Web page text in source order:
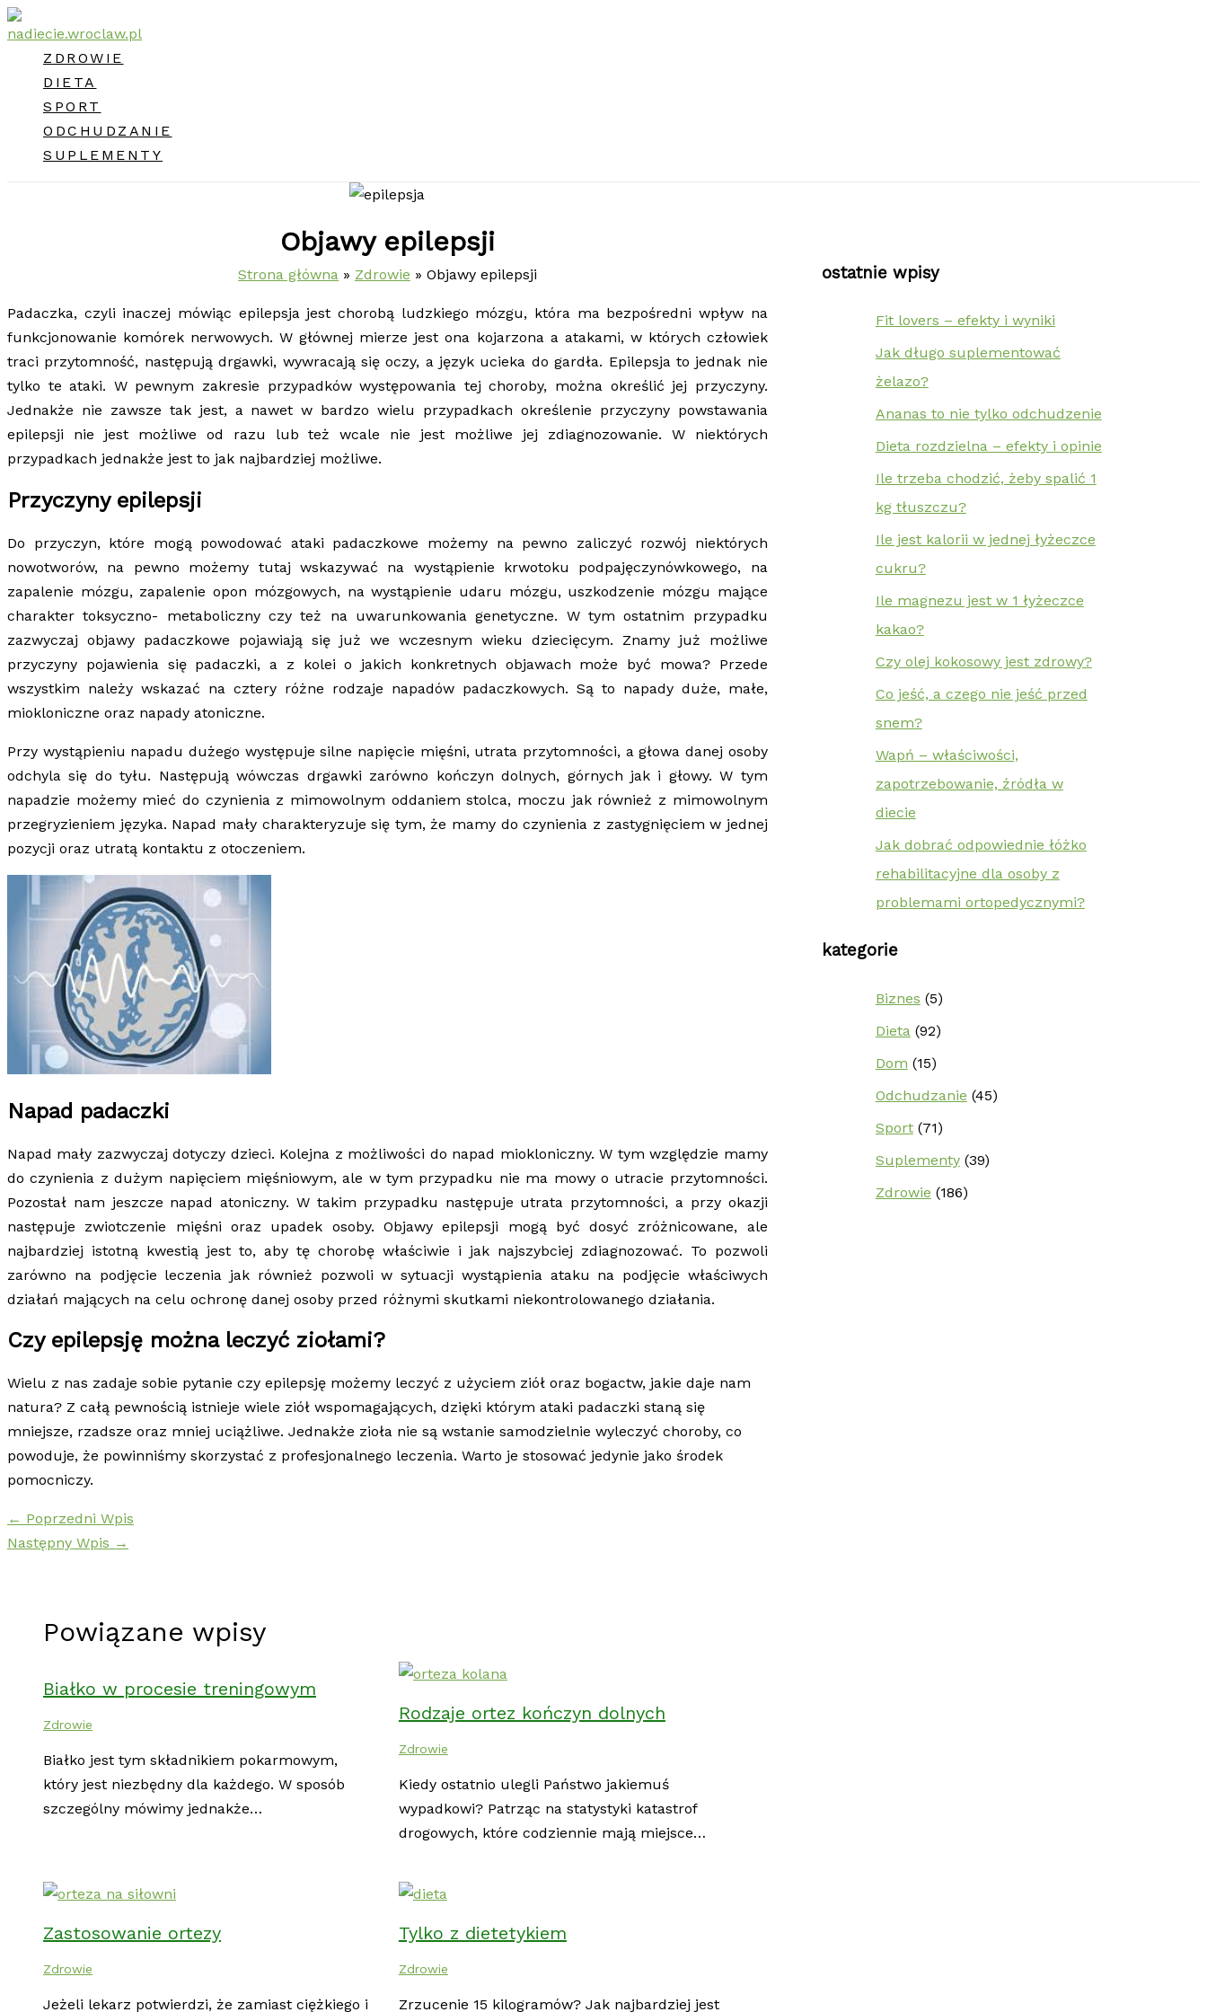
Przejdź
do
treści
ZDROWIE
DIETA
SPORT
ODCHUDZANIE
SUPLEMENTY
Objawy epilepsji
Strona główna Zdrowie Objawy epilepsji
Padaczka, czyli inaczej mówiąc epilepsja jest chorobą ludzkiego mózgu, która ma bezpośredni wpływ na
funkcjonowanie komórek nerwowych. W głównej mierze jest ona kojarzona a atakami, w których człowiek
traci przytomność, następują drgawki, wywracają się oczy, a język ucieka do gardła. Epilepsja to jednak nie
tylko te ataki. W pewnym zakresie przypadków występowania tej choroby, można określić jej przyczyny.
Jednakże nie zawsze tak jest, a nawet w bardzo wielu przypadkach określenie przyczyny powstawania
epilepsji nie jest możliwe od razu lub też wcale nie jest możliwe jej zdiagnozowanie. W niektórych
przypadkach jednakże jest to jak najbardziej możliwe.
Przyczyny epilepsji
Do przyczyn, które mogą powodować ataki padaczkowe możemy na pewno zaliczyć rozwój niektórych
nowotworów, na pewno możemy tutaj wskazywać na wystąpienie krwotoku podpajęczynówkowego, na
zapalenie mózgu, zapalenie opon mózgowych, na wystąpienie udaru mózgu, uszkodzenie mózgu mające
charakter toksyczno- metaboliczny czy też na uwarunkowania genetyczne. W tym ostatnim przypadku
zazwyczaj objawy padaczkowe pojawiają się już we wczesnym wieku dziecięcym. Znamy już możliwe
przyczyny pojawienia się padaczki, a z kolei o jakich konkretnych objawach może być mowa? Przede
wszystkim należy wskazać na cztery różne rodzaje napadów padaczkowych. Są to napady duże, małe,
miokloniczne oraz napady atoniczne.
Przy wystąpieniu napadu dużego występuje silne napięcie mięśni, utrata przytomności, a głowa danej osoby
odchyla się do tyłu. Następują wówczas drgawki zarówno kończyn dolnych, górnych jak i głowy. W tym
napadzie możemy mieć do czynienia z mimowolnym oddaniem stolca, moczu jak również z mimowolnym
przegryzieniem języka. Napad mały charakteryzuje się tym, że mamy do czynienia z zastygnięciem w jednej
pozycji oraz utratą kontaktu z otoczeniem.
Napad padaczki
Napad mały zazwyczaj dotyczy dzieci. Kolejna z możliwości do napad miokloniczny. W tym względzie mamy
do czynienia z dużym napięciem mięśniowym, ale w tym przypadku nie ma mowy o utracie przytomności.
Pozostał nam jeszcze napad atoniczny. W takim przypadku następuje utrata przytomności, a przy okazji
następuje zwiotczenie mięśni oraz upadek osoby. Objawy epilepsji mogą być dosyć zróżnicowane, ale
najbardziej istotną kwestią jest to, aby tę chorobę właściwie i jak najszybciej zdiagnozować. To pozwoli
zarówno na podjęcie leczenia jak również pozwoli w sytuacji wystąpienia ataku na podjęcie właściwych
działań mających na celu ochronę danej osoby przed różnymi skutkami niekontrolowanego działania.
Czy epilepsję można leczyć ziołami?
Wielu z nas zadaje sobie pytanie czy epilepsję możemy leczyć z użyciem ziół oraz bogactw, jakie daje nam
natura? Z całą pewnością istnieje wiele ziół wspomagających, dzięki którym ataki padaczki staną się
mniejsze, rzadsze oraz mniej uciążliwe. Jednakże zioła nie są wstanie samodzielnie wyleczyć choroby, co
powoduje, że powinniśmy skorzystać z profesjonalnego leczenia. Warto je stosować jedynie jako środek
pomocniczy.
← Poprzedni Wpis
Następny Wpis →
Powiązane wpisy
Białko w procesie treningowym
Zdrowie
Białko jest tym składnikiem pokarmowym,
który jest niezbędny dla każdego. W sposób
szczególny mówimy jednakże…
Rodzaje ortez kończyn dolnych
Zdrowie
Kiedy ostatnio ulegli Państwo jakiemuś
wypadkowi? Patrząc na statystyki katastrof
drogowych, które codziennie mają miejsce…
Zastosowanie ortezy
Zdrowie
Jeżeli lekarz potwierdzi, że zamiast ciężkiego i
Tylko z dietetykiem
Zdrowie
Zrzucenie 15 kilogramów? Jak najbardziej jest
ostatnie wpisy
Fit lovers – efekty i wyniki
Jak długo suplementować
żelazo?
Ananas to nie tylko odchudzenie
Dieta rozdzielna – efekty i opinie
Ile trzeba chodzić, żeby spalić 1
kg tłuszczu?
Ile jest kalorii w jednej łyżeczce
cukru?
Ile magnezu jest w 1 łyżeczce
kakao?
Czy olej kokosowy jest zdrowy?
Co jeść, a czego nie jeść przed
snem?
Wapń – właściwości,
zapotrzebowanie, źródła w
diecie
Jak dobrać odpowiednie łóżko
rehabilitacyjne dla osoby z
problemami ortopedycznymi?
kategorie
Biznes (5)
Dieta(92)
Dom (15)
Odchudzanie (45)
Sport(71)
Suplementy(39)
Zdrowie (186)